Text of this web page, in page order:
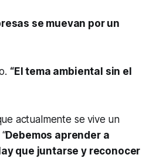
se muevan por un
“El tema ambiental sin el
actualmente se vive un
Debemos aprender a
que juntarse y reconocer